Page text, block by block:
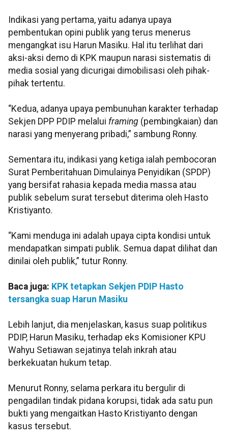
Indikasi yang pertama, yaitu adanya upaya
pembentukan opini publik yang terus menerus
mengangkat isu Harun Masiku. Hal itu terlihat dari
aksi-aksi demo di KPK maupun narasi sistematis di
media sosial yang dicurigai dimobilisasi oleh pihak-
pihak tertentu.
“Kedua, adanya upaya pembunuhan karakter terhadap
Sekjen DPP PDIP melalui framing (pembingkaian) dan
narasi yang menyerang pribadi,” sambung Ronny.
Sementara itu, indikasi yang ketiga ialah pembocoran
Surat Pemberitahuan Dimulainya Penyidikan (SPDP)
yang bersifat rahasia kepada media massa atau
publik sebelum surat tersebut diterima oleh Hasto
Kristiyanto.
“Kami menduga ini adalah upaya cipta kondisi untuk
mendapatkan simpati publik. Semua dapat dilihat dan
dinilai oleh publik,” tutur Ronny.
Baca juga: KPK tetapkan Sekjen PDIP Hasto
tersangka suap Harun Masiku
Lebih lanjut, dia menjelaskan, kasus suap politikus
PDIP, Harun Masiku, terhadap eks Komisioner KPU
Wahyu Setiawan sejatinya telah inkrah atau
berkekuatan hukum tetap.
Menurut Ronny, selama perkara itu bergulir di
pengadilan tindak pidana korupsi, tidak ada satu pun
bukti yang mengaitkan Hasto Kristiyanto dengan
kasus tersebut.